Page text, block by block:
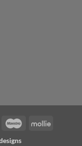
IDeal Maestro Mollie